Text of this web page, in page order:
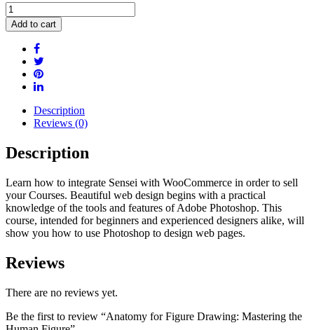
Anatomy
for
Figure
Drawing:
Mastering
Human
quantity
Add to cart
Description
Reviews (0)
Description
Learn how to integrate Sensei with WooCommerce in order to sell
your Courses. Beautiful web design begins with a practical
knowledge of the tools and features of Adobe Photoshop. This
course, intended for beginners and experienced designers alike, will
show you how to use Photoshop to design web pages.
Reviews
There are no reviews yet.
Be the first to review “Anatomy for Figure Drawing: Mastering the